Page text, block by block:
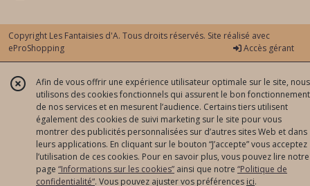
Copyright Les Fantaisies d'A. Tous droits réservés. Site réalisé avec
eProShopping
Accès gérant
Afin de vous offrir une expérience utilisateur optimale sur le site, nous
utilisons des cookies fonctionnels qui assurent le bon fonctionnement
de nos services et en mesurent l’audience. Certains tiers utilisent
également des cookies de suivi marketing sur le site pour vous
montrer des publicités personnalisées sur d’autres sites Web et dans
leurs applications. En cliquant sur le bouton “J’accepte” vous acceptez
l’utilisation de ces cookies. Pour en savoir plus, vous pouvez lire notre
page “Informations sur les cookies” ainsi que notre “Politique de
confidentialité“. Vous pouvez ajuster vos préférences ici.